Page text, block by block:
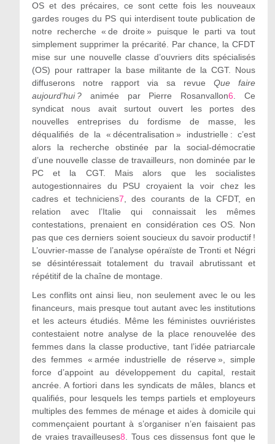
OS et des précaires, ce sont cette fois les nouveaux
gardes rouges du PS qui interdisent toute publication de
notre recherche « de droite » puisque le parti va tout
simplement supprimer la précarité. Par chance, la CFDT
mise sur une nouvelle classe d’ouvriers dits spécialisés
(OS) pour rattraper la base militante de la CGT. Nous
diffuserons notre rapport via sa revueQue faire
aujourd’hui ?animée par Pierre Rosanvallon6. Ce
syndicat nous avait surtout ouvert les portes des
nouvelles entreprises du fordisme de masse, les
déqualifiés de la « décentralisation » industrielle : c’est
alors la recherche obstinée par la social-démocratie
d’une nouvelle classe de travailleurs, non dominée par le
PC et la CGT. Mais alors que les socialistes
autogestionnaires du PSU croyaient la voir chez les
cadres et techniciens7, des courants de la CFDT, en
relation avec l’Italie qui connaissait les mêmes
contestations, prenaient en considération ces OS. Non
pas que ces derniers soient soucieux du savoir productif !
L’ouvrier-masse de l’analyse opéraïste de Tronti et Négri
se désintéressait totalement du travail abrutissant et
répétitif de la chaîne de montage.
Les conflits ont ainsi lieu, non seulement avec le ou les
financeurs, mais presque tout autant avec les institutions
et les acteurs étudiés. Même les féministes ouvriéristes
contestaient notre analyse de la place renouvelée des
femmes dans la classe productive, tant l’idée patriarcale
des femmes « armée industrielle de réserve », simple
force d’appoint au développement du capital, restait
ancrée. A fortiori dans les syndicats de mâles, blancs et
qualifiés, pour lesquels les temps partiels et employeurs
multiples des femmes de ménage et aides à domicile qui
commençaient pourtant à s’organiser n’en faisaient pas
de vraies travailleuses8. Tous ces dissensus font que le